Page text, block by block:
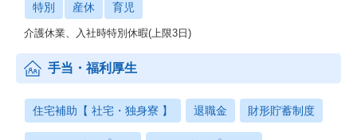
特別 産休 育児
介護休業、入社時特別休暇(上限3日)
手当・福利厚生
住宅補助【 社宅・独身寮 】 退職金 財形貯蓄制度